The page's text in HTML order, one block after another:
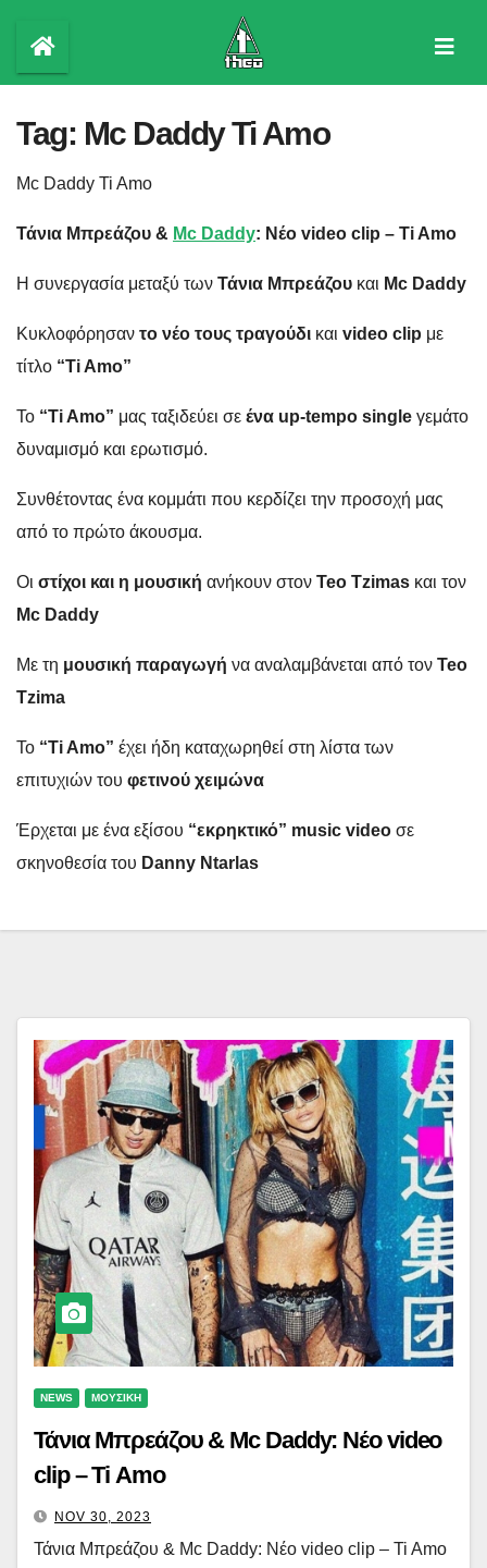
content
Tag: Mc Daddy Ti Amo
Mc Daddy Ti Amo
Τάνια Μπρεάζου & Mc Daddy: Νέο video clip – Ti Amo
Η συνεργασία μεταξύ των Τάνια Μπρεάζου και Mc Daddy
Κυκλοφόρησαν το νέο τους τραγούδι και video clip με
τίτλο “Ti Amo”
Το “Ti Amo” μας ταξιδεύει σε ένα up-tempo single γεμάτο
δυναμισμό και ερωτισμό.
Συνθέτοντας ένα κομμάτι που κερδίζει την προσοχή μας
από το πρώτο άκουσμα.
Οι στίχοι και η μουσική ανήκουν στον Teo Tzimas και τον
Mc Daddy
Με τη μουσική παραγωγή να αναλαμβάνεται από τον Teo
Tzima
Το “Ti Amo” έχει ήδη καταχωρηθεί στη λίστα των
επιτυχιών του φετινού χειμώνα
Έρχεται με ένα εξίσου “εκρηκτικό” music video σε
σκηνοθεσία του Danny Ntarlas
NEWS ΜΟΥΣΙΚΗ
Τάνια Μπρεάζου & Mc Daddy: Νέο video
clip – Ti Amo
NOV 30, 2023
Τάνια Μπρεάζου & Mc Daddy: Νέο video clip – Ti Amo